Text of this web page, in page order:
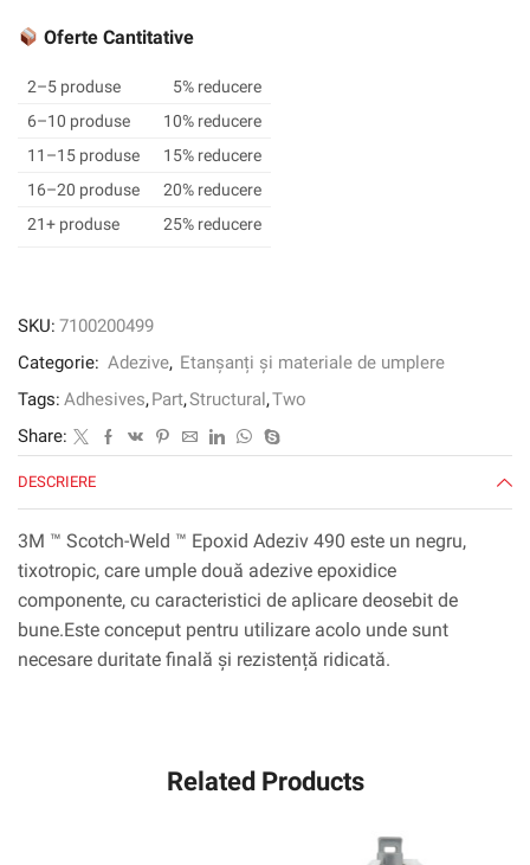
™
Weld
Epoxid
Adeziv
DP490,
negru,
Oferte Cantitative
2–5 produse
5% reducere
6–10 produse
10% reducere
11–15 produse
15% reducere
16–20 produse
20% reducere
21+ produse
25% reducere
SKU: 7100200499
Categorie: Adezive, Etanșanți și materiale de umplere
Tags: Adhesives,Part,Structural,Two
Share:
DESCRIERE
3M ™ Scotch-Weld ™ Epoxid Adeziv 490 este un negru,
tixotropic, care umple două adezive epoxidice
componente, cu caracteristici de aplicare deosebit de
bune.Este conceput pentru utilizare acolo unde sunt
necesare duritate finală și rezistență ridicată.
Related Products